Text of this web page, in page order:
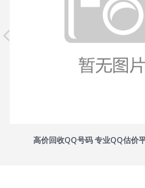
高价回收QQ号码 专业QQ估价
pr
ev